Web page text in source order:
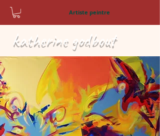
Artiste peintre
katherine godbout